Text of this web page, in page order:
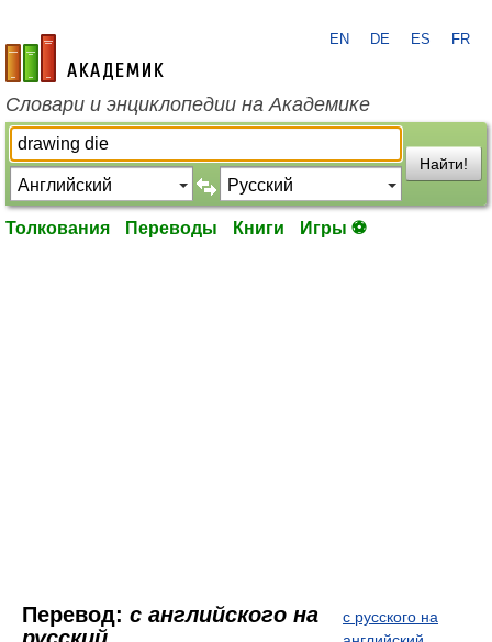
academic.ru
EN DE ES FR
Словари и энциклопедии на Академике
Найти!
Толкования Переводы Книги Игры ⚽
Перевод: с английского на
с русского на